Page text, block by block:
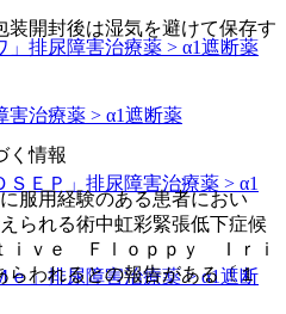
排尿障害治療薬 > α1遮断薬
害治療薬 > α1遮断薬
ＥＰ」 排尿障害治療薬 > α1
ｅ」排尿障害治療薬 > α1遮断
開封後は湿気を避けて保存す
く情報
服用経験のある患者におい
られる術中虹彩緊張低下症候
ｉｖｅ Ｆｌｏｐｐｙ Ｉｒｉ
われるとの報告がある〔１